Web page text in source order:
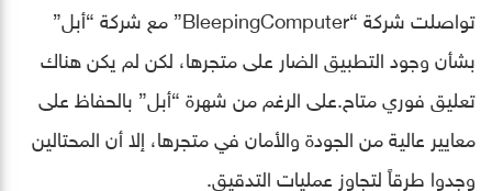
تواصلت شركة “BleepingComputer” مع شركة “أبل”
بشأن وجود التطبيق الضار على متجرها، لكن لم يكن هناك
تعليق فوري متاح.على الرغم من شهرة “أبل” بالحفاظ على
معايير عالية من الجودة والأمان في متجرها، إلا أن المحتالين
وجدوا طرقاً لتجاوز عمليات التدقيق.